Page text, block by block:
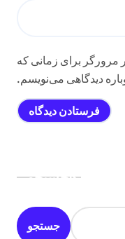
مرورگر برای زمانی که
دیدگاهی می‌نویسم.
جستجو
جستجو